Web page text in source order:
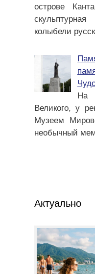
острове
колыбели
На
Великого, у
Музеем
необычный
Актуально